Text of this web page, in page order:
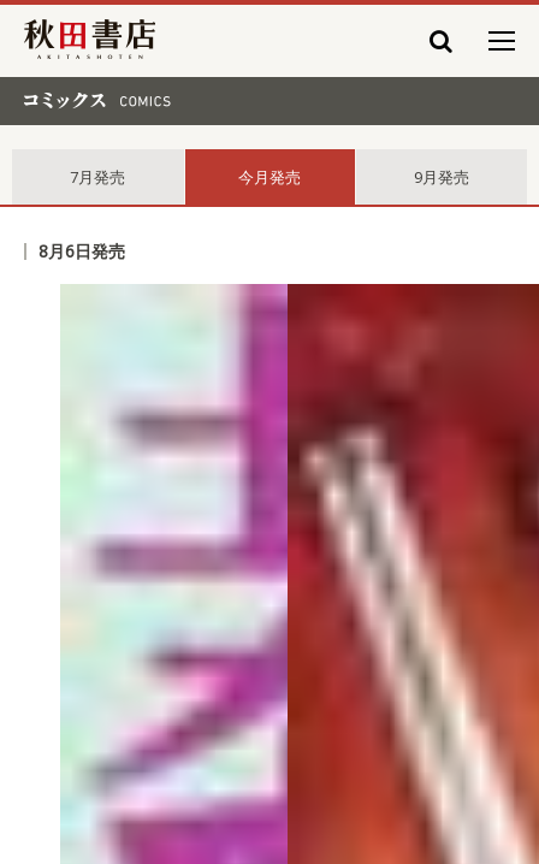
秋田書店
7月発売 今月発売 9月発売
8月6日発売